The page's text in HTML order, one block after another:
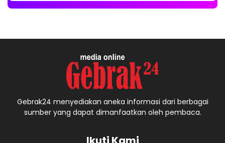
Gebrak24 menyediakan aneka informasi dari berbagai
sumber yang dapat dimanfaatkan oleh pembaca.